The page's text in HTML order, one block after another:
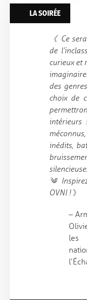
LA SOIRÉE
《 Ce
de
curieux et
des
choix de
intérieurs
inédits,
༄
OVNI ! 》
–
les